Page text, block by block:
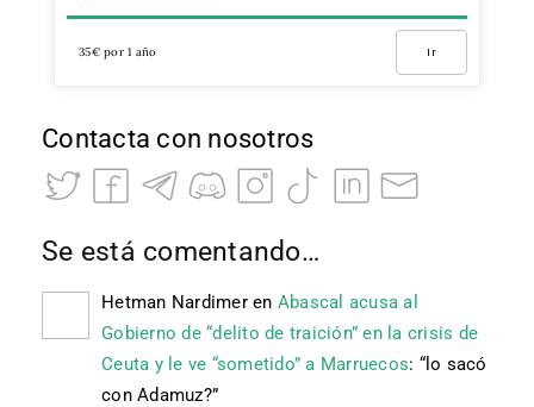
35€ por 1 año Ir
Contacta con nosotros
Se está comentando…
Hetman Nardimeren Abascal acusa al
Gobierno de “delito de traición” en la crisis de
Ceuta y le ve “sometido” a Marruecos: “lo sacó
con Adamuz?”